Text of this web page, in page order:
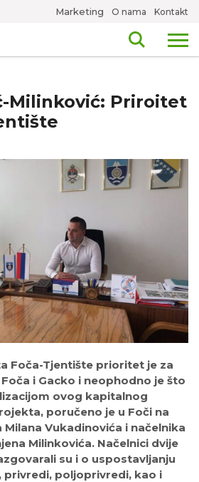
Marketing O nama Kontakt
Milinković: Priroitet
Foča-Tjentište prioritet je za
i Gacko i neophodno je što
ovog kapitalnog
poručeno je u Foči na
Vukadinovića i načelnika
Milinkovića. Načelnici dvije
su i o uspostavljanju
privredi, poljoprivredi, kao i